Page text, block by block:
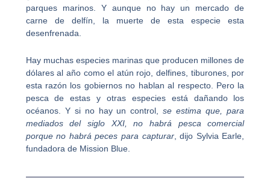
parques marinos. Y aunque no hay un mercado de
carne de delfín, la muerte de esta especie esta
desenfrenada.
Hay muchas especies marinas que producen millones de
dólares al año como el atún rojo, delfines, tiburones, por
esta razón los gobiernos no hablan al respecto. Pero la
pesca de estas y otras especies está dañando los
océanos. Y si no hay un control,se estima que, para
mediados del siglo XXI, no habrá pesca comercial
porque no habrá peces para capturar, dijo Sylvia Earle,
fundadora de Mission Blue.